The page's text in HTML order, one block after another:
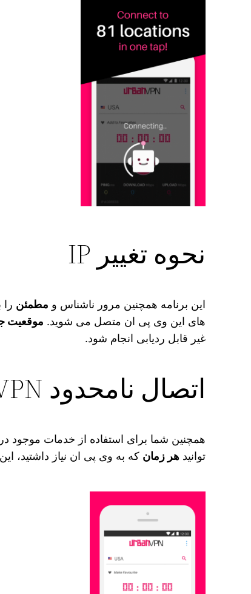
نحوه تغییر IP
این برنامه همچنین مرور ناشناس و مطمئن
های این وی پی ان متصل می‌ شوید. موقعیت
غیر قابل ردیابی انجام شود.
اتصال نامحدود Urban VPN
همچنین شما برای استفاده از خدمات موجود
توانیدهر زمان که به وی پی ان نیاز داشتید،